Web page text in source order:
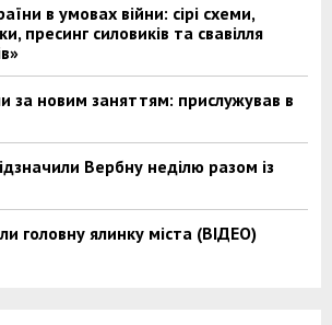
в умовах війни: сірі схеми,
пресинг силовиків та свавілля
за новим заняттям: прислужував в
Вербну неділю разом із
головну ялинку міста (ВІДЕО)